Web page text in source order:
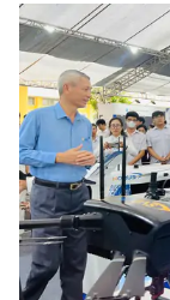
(Ghi rõ nguồn
website này)